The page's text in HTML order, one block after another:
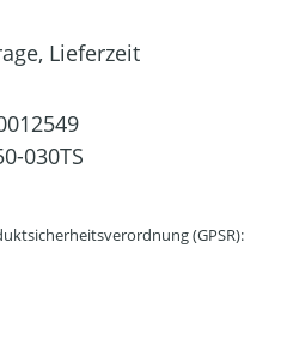
Lieferzeit
030TS
(GPSR):